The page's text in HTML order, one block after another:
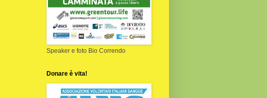
Speaker e foto Bio Correndo
Donare è vita!